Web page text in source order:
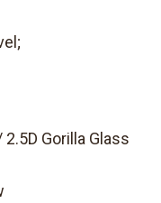
2.5D Gorilla Glass